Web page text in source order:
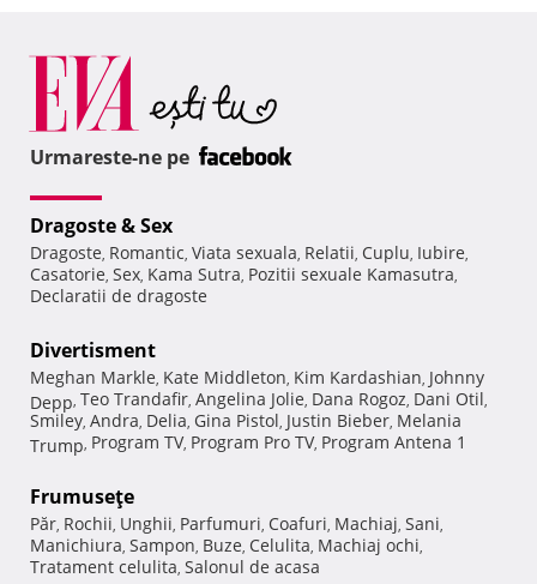
Urmareste-ne pe
Dragoste & Sex
Dragoste, Romantic, Viata sexuala, Relatii, Cuplu, Iubire,
Casatorie, Sex, Kama Sutra, Pozitii sexuale Kamasutra,
Declaratii de dragoste
Divertisment
Meghan Markle, Kate Middleton, Kim Kardashian, Johnny
Depp, Teo Trandafir, Angelina Jolie, Dana Rogoz, Dani Otil,
Smiley, Andra, Delia, Gina Pistol, Justin Bieber, Melania
Trump, Program TV, Program Pro TV, Program Antena 1
Frumuseţe
Păr, Rochii, Unghii, Parfumuri, Coafuri, Machiaj, Sani,
Manichiura, Sampon, Buze, Celulita, Machiaj ochi,
Tratament celulita, Salonul de acasa